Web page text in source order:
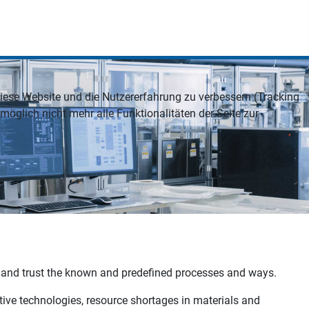
trust the known and predefined processes and ways.
technologies, resource shortages in materials and
Website und die Nutzererfahrung zu verbessern (Tracking
nicht mehr alle Funktionalitäten der Seite zur